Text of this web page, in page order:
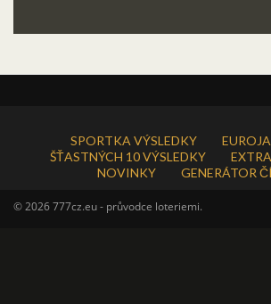
SPORTKA VÝSLEDKY
ŠŤASTNÝCH 10 VÝSLEDKY
NOVINKY
GENERÁTOR
© 2026 777cz.eu - průvodce loteriemi.